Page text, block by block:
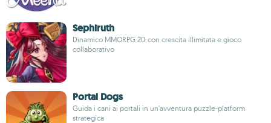
Sephiruth
Dinamico MMORPG 2D con crescita illimitata e gioco
collaborativo
Portal Dogs
Guida i cani ai portali in un'avventura puzzle-platform
strategica